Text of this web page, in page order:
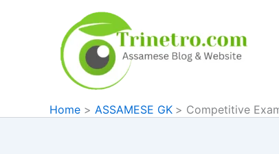
Home ASSAMESE GK Competitive